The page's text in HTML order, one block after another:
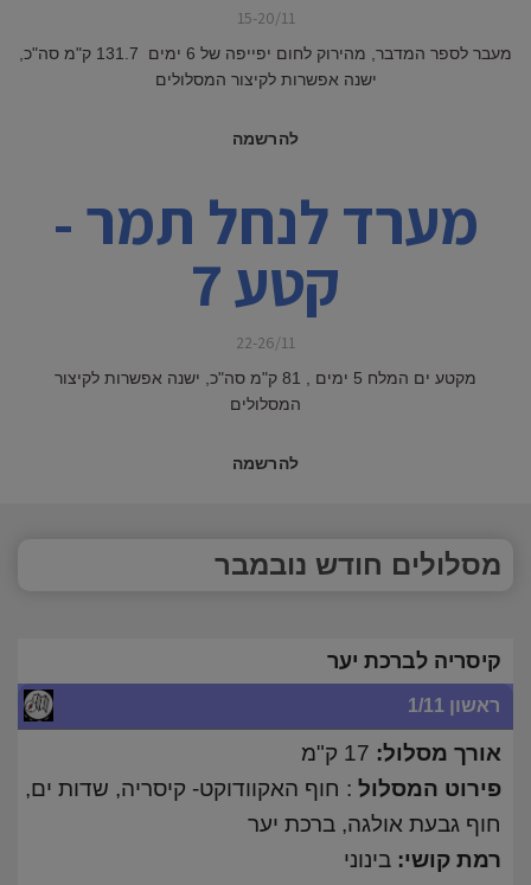
15-20/11
מעבר לספר המדבר, מהירוק לחום יפייפה של 6 ימים 131.7 ק"מ סה"כ,
ישנה אפשרות לקיצור המסלולים
להרשמה
מערד לנחל תמר -
קטע 7
22-26/11
מקטע ים המלח 5 ימים , 81 ק"מ סה"כ, ישנה אפשרות לקיצור
המסלולים
להרשמה
מסלולים חודש נובמבר
קיסריה לברכת יער
ראשון 1/11
אורך מסלול: 17 ק"מ
פירוט המסלול : חוף האקוודוקט- קיסריה, שדות ים,
חוף גבעת אולגה, ברכת יער
רמת קושי: בינוני